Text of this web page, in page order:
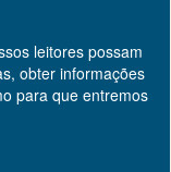
leitores possam
obter informações
para que entremos